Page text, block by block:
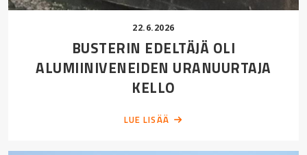
22.6.2026
BUSTERIN EDELTÄJÄ OLI
ALUMIINIVENEIDEN URANUURTAJA
KELLO
LUE LISÄÄ